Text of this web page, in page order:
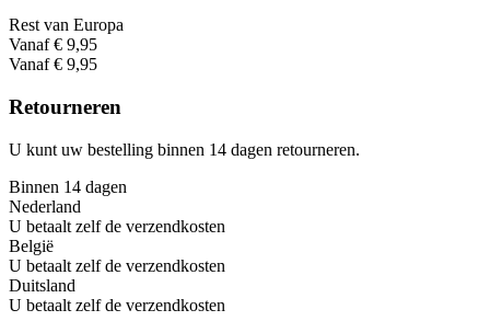
Rest van Europa
Vanaf € 9,95
Vanaf € 9,95
Retourneren
U kunt uw bestelling binnen 14 dagen retourneren.
Binnen 14 dagen
Nederland
U betaalt zelf de verzendkosten
België
U betaalt zelf de verzendkosten
Duitsland
U betaalt zelf de verzendkosten